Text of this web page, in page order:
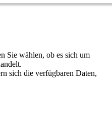
Sie wählen, ob es sich um
sich die verfügbaren Daten,